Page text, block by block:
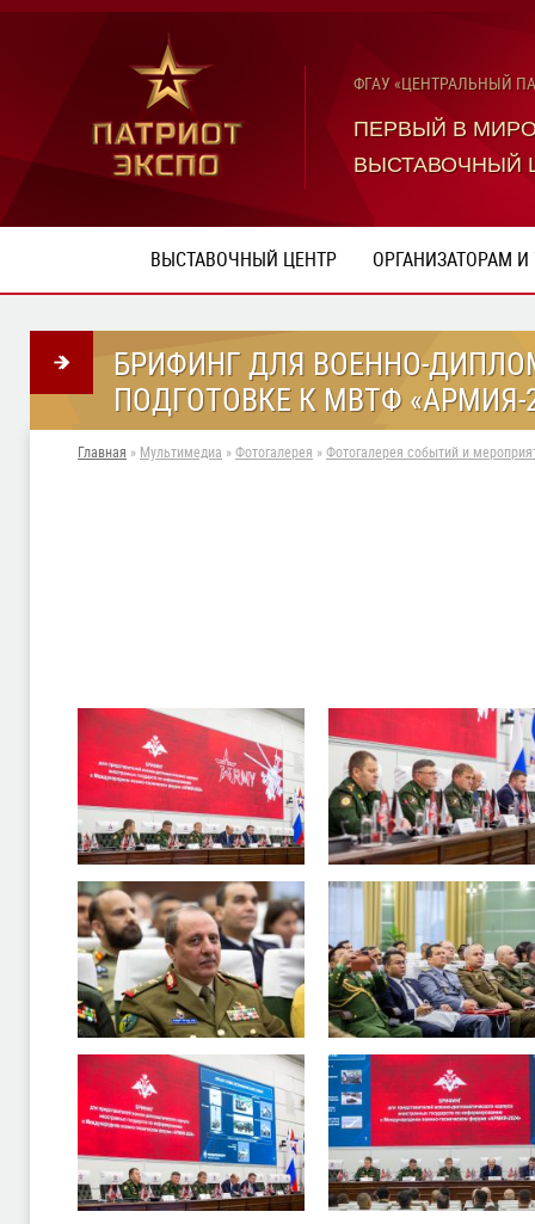
ФГАУ «ЦЕНТРАЛЬНЫЙ
ПЕРВЫЙ В
ВЫСТАВОЧНЫЙ
ВЫСТАВОЧНЫЙ ЦЕНТР ОРГАНИЗАТОРАМ
БРИФИНГ ДЛЯ ВОЕННО-
ПОДГОТОВКЕ К МВТФ «АРМИЯ-
Главная » Мультимедиа » Фотогалерея » Фотогалерея событий и